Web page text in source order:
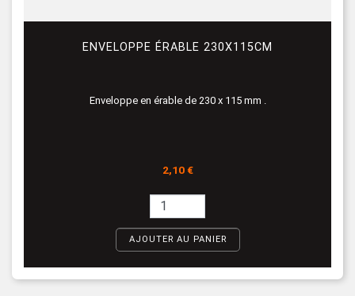
ENVELOPPE ÉRABLE 230X115CM
Enveloppe en érable de 230 x 115 mm .
Prix
2,10 €
AJOUTER AU PANIER